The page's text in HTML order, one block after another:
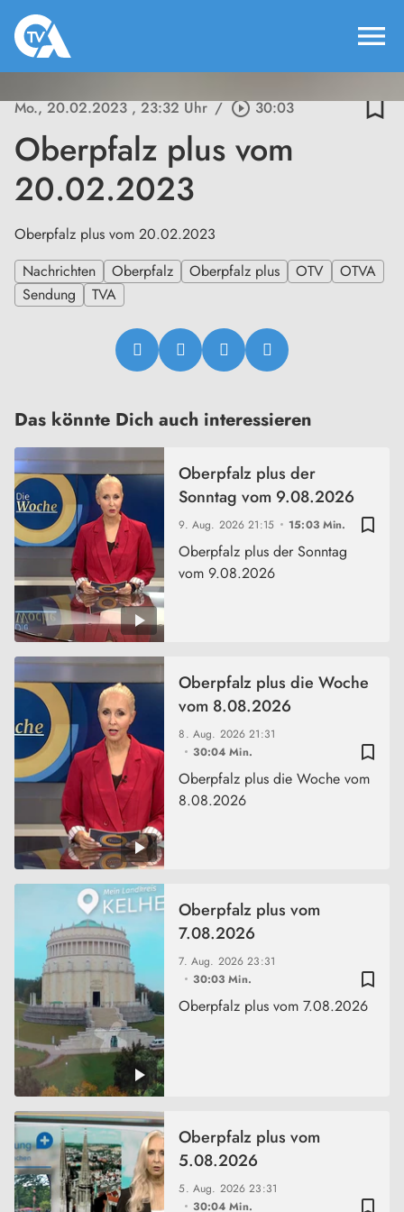
menu
Mo., 20.02.2023, 23:32 Uhr / play_circle_outline30:03 bookmark_border
Oberpfalz plus vom
20.02.2023
Oberpfalz plus vom 20.02.2023
Nachrichten
Oberpfalz Oberpfalz plus OTV
OTVA
Sendung
TVA
Das könnte Dich auch interessieren
bookmark_border
9. Aug. 202621:15 15:03 Min.
Oberpfalz plus der
Sonntag vom 9.08.2026
Oberpfalz plus der Sonntag
vom 9.08.2026
bookmark_border
8. Aug. 202621:31
30:04 Min.
Oberpfalz plus die Woche
vom 8.08.2026
Oberpfalz plus die Woche vom
8.08.2026
bookmark_border
7. Aug. 202623:31
30:03 Min.
Oberpfalz plus vom
7.08.2026
Oberpfalz plus vom 7.08.2026
bookmark_border
5. Aug. 202623:31
30:04 Min.
Oberpfalz plus vom
5.08.2026